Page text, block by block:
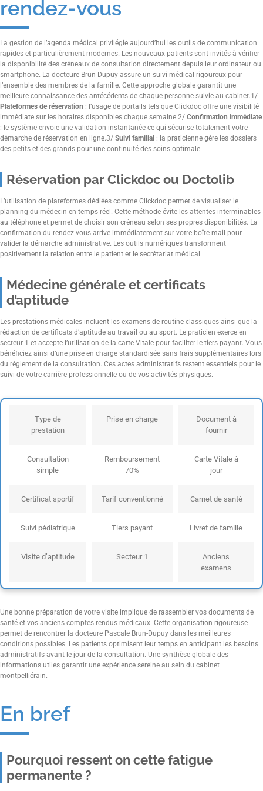
rendez-vous
La gestion de l’agenda médical privilégie aujourd’hui les outils de communication
rapides et particulièrement modernes. Les nouveaux patients sont invités à vérifier
la disponibilité des créneaux de consultation directement depuis leur ordinateur ou
smartphone. La docteure Brun-Dupuy assure un suivi médical rigoureux pour
l’ensemble des membres de la famille. Cette approche globale garantit une
meilleure connaissance des antécédents de chaque personne suivie au cabinet.1/
Plateformes de réservation : l’usage de portails tels que Clickdoc offre une visibilité
immédiate sur les horaires disponibles chaque semaine.2/ Confirmation immédiate
: le système envoie une validation instantanée ce qui sécurise totalement votre
démarche de réservation en ligne.3/ Suivi familial : la praticienne gère les dossiers
des petits et des grands pour une continuité des soins optimale.
Réservation par Clickdoc ou Doctolib
L’utilisation de plateformes dédiées comme Clickdoc permet de visualiser le
planning du médecin en temps réel. Cette méthode évite les attentes interminables
au téléphone et permet de choisir son créneau selon ses propres disponibilités. La
confirmation du rendez-vous arrive immédiatement sur votre boîte mail pour
valider la démarche administrative. Les outils numériques transforment
positivement la relation entre le patient et le secrétariat médical.
Médecine générale et certificats
d’aptitude
Les prestations médicales incluent les examens de routine classiques ainsi que la
rédaction de certificats d’aptitude au travail ou au sport. Le praticien exerce en
secteur 1 et accepte l’utilisation de la carte Vitale pour faciliter le tiers payant. Vous
bénéficiez ainsi d’une prise en charge standardisée sans frais supplémentaires lors
du règlement de la consultation. Ces actes administratifs restent essentiels pour le
suivi de votre carrière professionnelle ou de vos activités physiques.
Type de
prestation
Prise en charge
Document à
fournir
Consultation
simple
Remboursement
70%
Carte Vitale à
jour
Certificat sportif Tarif conventionné Carnet de santé
Suivi pédiatrique Tiers payant Livret de famille
Visite d’aptitude Secteur 1
Anciens
examens
Une bonne préparation de votre visite implique de rassembler vos documents de
santé et vos anciens comptes-rendus médicaux. Cette organisation rigoureuse
permet de rencontrer la docteure Pascale Brun-Dupuy dans les meilleures
conditions possibles. Les patients optimisent leur temps en anticipant les besoins
administratifs avant le jour de la consultation. Une synthèse globale des
informations utiles garantit une expérience sereine au sein du cabinet
montpelliérain.
En bref
Pourquoi ressent on cette fatigue
permanente ?